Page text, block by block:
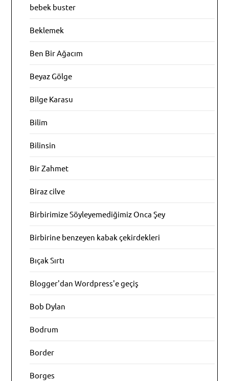
bebek buster
Beklemek
Ben Bir Ağacım
Beyaz Gölge
Bilge Karasu
Bilim
Bilinsin
Bir Zahmet
Biraz cilve
Birbirimize Söyleyemediğimiz Onca Şey
Birbirine benzeyen kabak çekirdekleri
Bıçak Sırtı
Blogger'dan Wordpress'e geçiş
Bob Dylan
Bodrum
Border
Borges